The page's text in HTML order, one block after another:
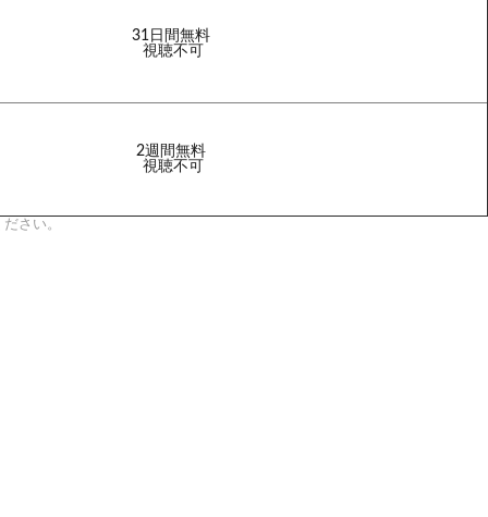
31日間無料
視聴不可
2週間無料
視聴不可
さい。